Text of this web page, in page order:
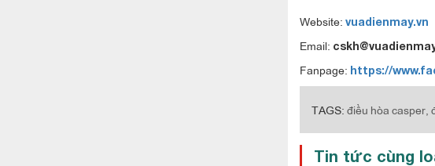
Website: vuadienmay.vn
Email:
Fanpage: https://
TAGS: điều hòa casper,
Tin tức cùng